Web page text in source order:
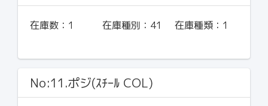
在庫数： 1 在庫種別： 41 在庫種類： 1
No:11.ポジ(ｽﾁｰﾙ COL)